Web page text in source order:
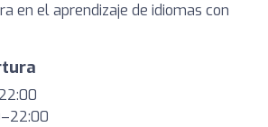
en el aprendizaje de idiomas con